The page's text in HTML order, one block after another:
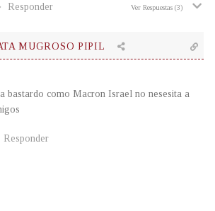
Responder Ver Respuestas (3)
MUGROSO PIPIL
bastardo como Macron Israel no nesesita a
Responder